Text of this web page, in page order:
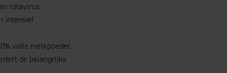
rotavirus.
intensief
volle melkpoeder.
de belangrijke